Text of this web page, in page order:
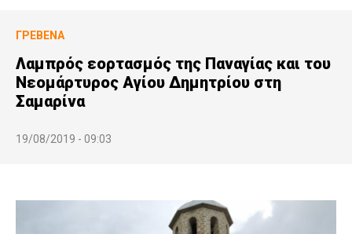
ΓΡΕΒΕΝΆ
Λαμπρός εορτασμός της Παναγίας και του
Νεομάρτυρος Αγίου Δημητρίου στη
Σαμαρίνα
19/08/2019 - 09:03